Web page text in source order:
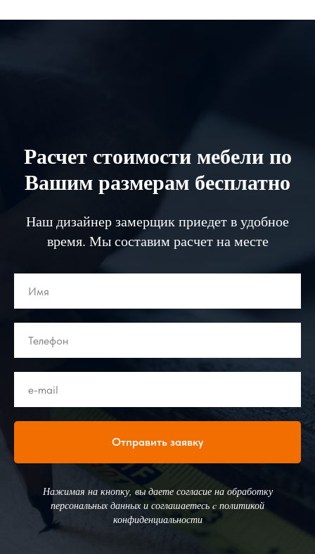
Расчет стоимости мебели по
Вашим размерам бесплатно
Наш дизайнер замерщик приедет в удобное
время. Мы составим расчет на месте
Отправить заявку
Нажимая на кнопку, вы даете согласие на обработку
персональных данных и соглашаетесь c политикой
конфиденциальности